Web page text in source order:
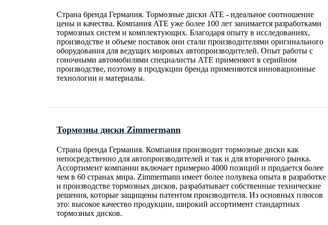
Страна бренда Германия. Тормозные диски ATE - идеальное соотношение
цены и качества. Компания ATE уже более 100 лет занимается разработками
тормозных систем и комплектующих. Благодаря опыту в исследованиях,
производстве и объеме поставок они стали производителями оригинального
оборудования для ведущих мировых автопроизводителей. Опыт работы с
гоночными автомобилями специалисты АТЕ применяют в серийном
производстве, поэтому в продукции бренда применяются инновационные
технологии и материалы.
Тормозны диски Zimmermann
Страна бренда Германия. Компания производит тормозные диски как
непосредственно для автопроизводителей и так и для вторичного рынка.
Ассортимент компании включает примерно 4000 позиций и продается более
чем в 60 странах мира. Zimmermann имеет более полувека опыта в разработке
и производстве тормозных дисков, разрабатывает собственные технические
решения, которые защищены патентом производителя. Из основных плюсов
это: высокое качество продукции, широкий ассортимент стандартных
тормозных дисков.